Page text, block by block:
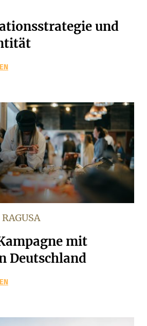
und
mit
Deutschland